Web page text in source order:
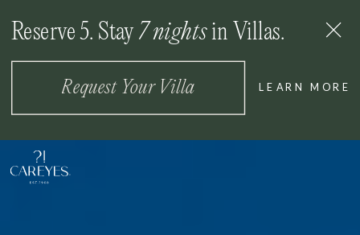
Reserve 5. Stay7 nightsin Villas.
LEARN MORE
Request Your Villa
MENU